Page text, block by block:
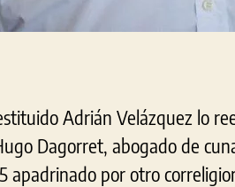
Adrián Velázquez lo
Dagorret, abogado de
apadrinado por otro